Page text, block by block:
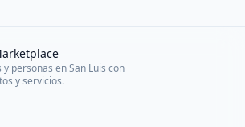
personas en San Luis con
y servicios.